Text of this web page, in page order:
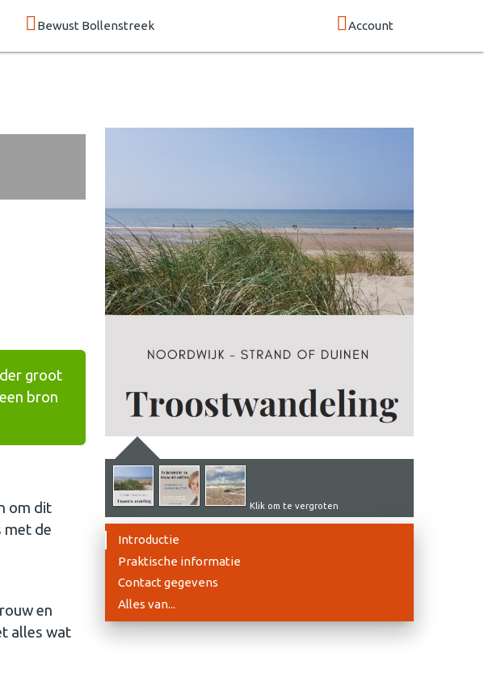
Bewust Bollenstreek Account
groot
bron
om dit
met de
en
alles wat
Klik om te vergroten
Introductie
Praktische informatie
Contact gegevens
Alles van...